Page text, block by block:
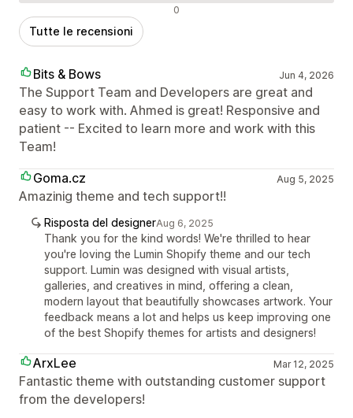
0
Tutte le recensioni
Bits & Bows Jun 4, 2026
The Support Team and Developers are great and
easy to work with. Ahmed is great! Responsive and
patient -- Excited to learn more and work with this
Team!
Goma.cz
Aug 5, 2025
Amazinig theme and tech support!!
Risposta del designerAug 6, 2025
Thank you for the kind words! We're thrilled to hear
you're loving the Lumin Shopify theme and our tech
support. Lumin was designed with visual artists,
galleries, and creatives in mind, offering a clean,
modern layout that beautifully showcases artwork. Your
feedback means a lot and helps us keep improving one
of the best Shopify themes for artists and designers!
ArxLee Mar 12, 2025
Fantastic theme with outstanding customer support
from the developers!